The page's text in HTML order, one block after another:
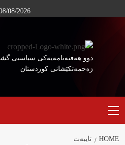
to
08/2026
دوو هەفتەنامەیەکی سیاسیی
زەحمەتکێشانی کوردستان
Menu
HOME
تایبەت